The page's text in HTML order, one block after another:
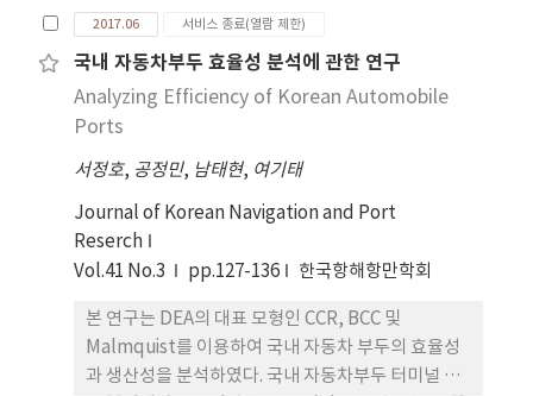
미널의 자동화 시스템을 도입하고 있다. 왜냐하면 컨
테이너터미널의 게이트 반출ㆍ입 업무를 수행함에 있
어 수작업 처리 시 부정확한 자료 처리로 혼란 요소가
다소 발생하고 있다. 바코드 시스템에서 스캐너에 바
코드를 직접 인식시켜야하기 때문에 처리 시간소요가
이트 자동화 시스템 RFID시스템은 차량 번호를 인식
하는 기술을 이용하여 반출ㆍ입 처리 소요시간 단축
하여 효율적인 게이트 업무 수행을 할 수 있다. 한편,
데미지 컨테이너 체크를 수동으로 진행하는 경우 게
게이트 작업자가 직접 문서을 작성하여 보관하기 때
문에 고객이 데미지 컨테이너 증거자료를 요청할때
증거자료로 제출하기에 불충분하여 고객으로부터 크
2017.06 서비스 종료(열람 제한)
국내 자동차부두 효율성 분석에 관한 연구
Analyzing Efficiency of Korean Automobile
Ports
서정호, 공정민, 남태현, 여기태
Journal of Korean Navigation and Port
Reserch
Vol.41 No.3
pp.127-136 한국항해항만학회
본 연구는 DEA의 대표 모형인 CCR, BCC 및
Malmquist를 이용하여 국내 자동차 부두의 효율성
과 생산성을 분석하였다. 국내 자동차부두 터미널 8개